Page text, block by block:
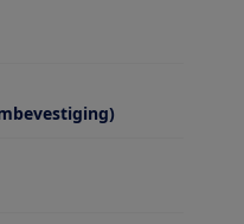
hekje
Bevestiging
voor Geschikt voor